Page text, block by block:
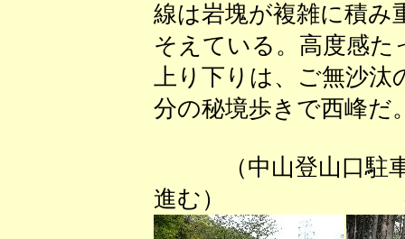
線は岩塊が複雑に積み
そえている。高度感
上り下りは、ご無沙汰
分の秘境歩きで西峰だ
（中山登山
進む） （整備